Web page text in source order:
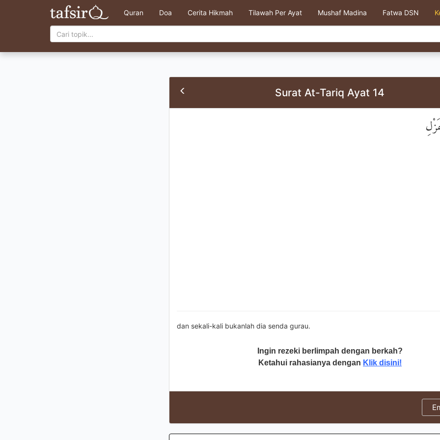
Quran Doa Cerita Hikmah Tilawah Per Ayat Mushaf Madina Fatwa DSN
Surat At-Tariq Ayat 14
dan sekali-kali bukanlah dia senda gurau.
Ingin rezeki berlimpah dengan berkah?
Ketahui rahasianya dengan Klik disini!